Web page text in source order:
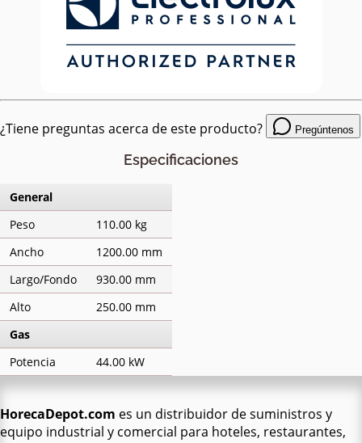
¿Tiene preguntas acerca de este producto? Pregúntenos
Especificaciones
General
Peso
110.00 kg
Ancho
1200.00 mm
Largo/Fondo
930.00 mm
Alto
250.00 mm
Gas
Potencia
44.00 kW
HorecaDepot.com es un distribuidor de suministros y
equipo industrial y comercial para hoteles, restaurantes,